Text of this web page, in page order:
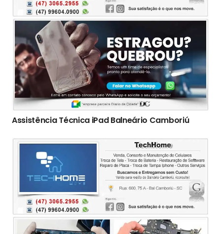
Assistência Técnica iPad Balneário Camboriú